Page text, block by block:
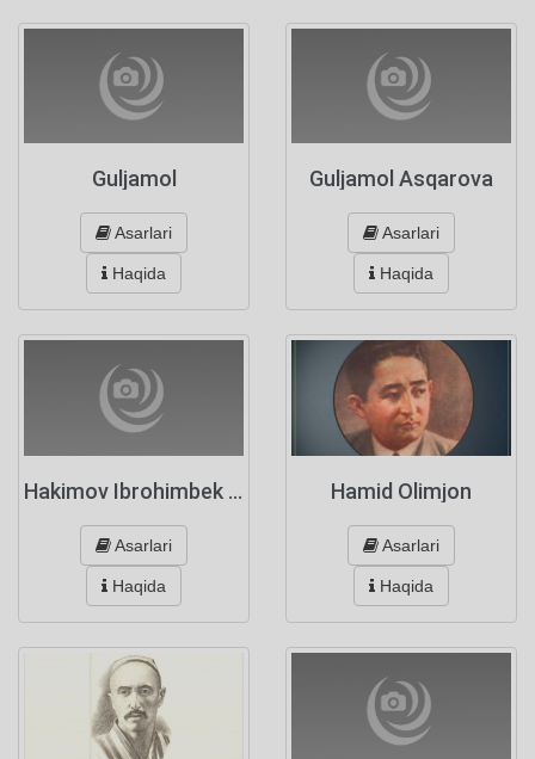
Guljamol
Asarlari
Haqida
Guljamol Asqarova
Asarlari
Haqida
Hakimov Ibrohimbek Farhod o’g’li
Asarlari
Haqida
Hamid Olimjon
Asarlari
Haqida